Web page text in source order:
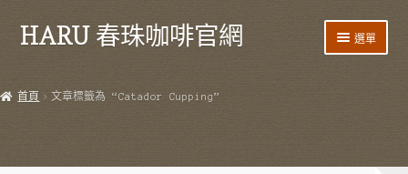
跳
至
覽
跳
至
要
HARU 春珠咖啡官網 選單
首頁 文章標籤為 “Catador Cupping”